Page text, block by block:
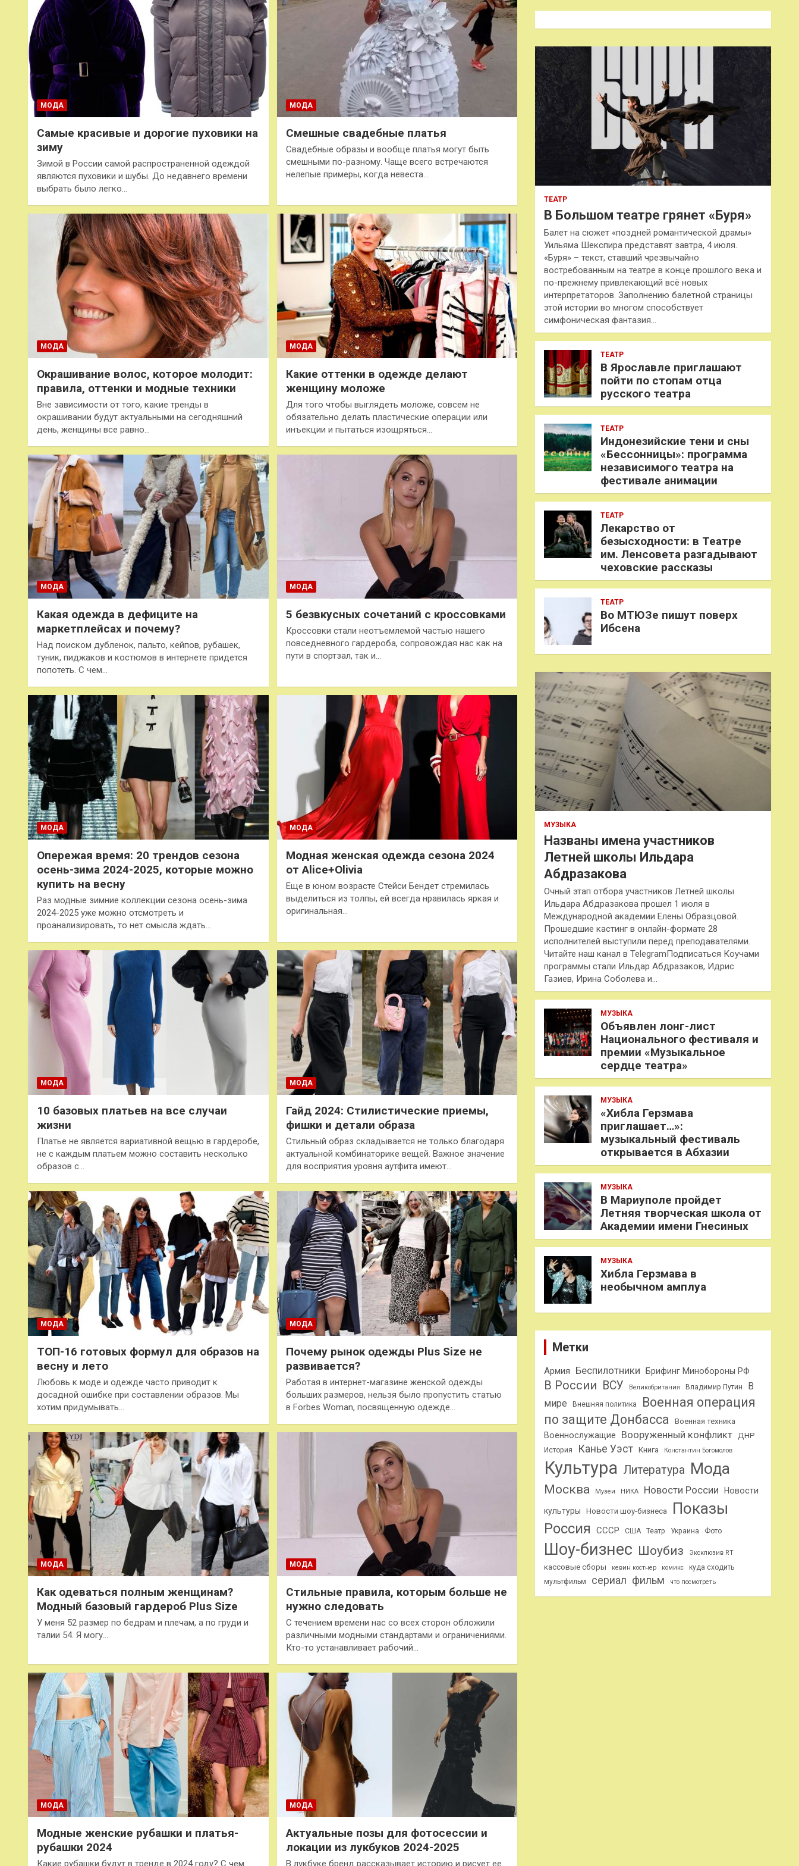
МОДА
Самые красивые и дорогие пуховики на
зиму
Зимой в России самой распространенной одеждой
являются пуховики и шубы. До недавнего времени
выбрать было легко…
МОДА
Смешные свадебные платья
Свадебные образы и вообще платья могут быть
смешными по-разному. Чаще всего встречаются
нелепые примеры, когда невеста…
МОДА
Окрашивание волос, которое молодит:
правила, оттенки и модные техники
Вне зависимости от того, какие тренды в
окрашивании будут актуальными на сегодняшний
день, женщины все равно…
МОДА
Какие оттенки в одежде делают
женщину моложе
Для того чтобы выглядеть моложе, совсем не
обязательно делать пластические операции или
инъекции и пытаться изощряться…
МОДА
Какая одежда в дефиците на
маркетплейсах и почему?
Над поиском дубленок, пальто, кейпов, рубашек,
туник, пиджаков и костюмов в интернете придется
попотеть. С чем…
МОДА
5 безвкусных сочетаний с кроссовками
Кроссовки стали неотъемлемой частью нашего
повседневного гардероба, сопровождая нас как на
пути в спортзал, так и…
МОДА
Опережая время: 20 трендов сезона
осень-зима 2024-2025, которые можно
купить на весну
Раз модные зимние коллекции сезона осень-зима
2024-2025 уже можно отсмотреть и
проанализировать, то нет смысла ждать…
МОДА
Модная женская одежда сезона 2024
от Alice+Olivia
Еще в юном возрасте Стейси Бендет стремилась
выделиться из толпы, ей всегда нравилась яркая и
оригинальная…
МОДА
10 базовых платьев на все случаи
жизни
Платье не является вариативной вещью в гардеробе,
не с каждым платьем можно составить несколько
образов с…
МОДА
Гайд 2024: Стилистические приемы,
фишки и детали образа
Стильный образ складывается не только благодаря
актуальной комбинаторике вещей. Важное значение
для восприятия уровня аутфита имеют…
МОДА
ТОП-16 готовых формул для образов на
весну и лето
Любовь к моде и одежде часто приводит к
досадной ошибке при составлении образов. Мы
хотим придумывать…
МОДА
Почему рынок одежды Plus Size не
развивается?
Работая в интернет-магазине женской одежды
больших размеров, нельзя было пропустить статью
в Forbes Woman, посвященную одежде…
МОДА
Как одеваться полным женщинам?
Модный базовый гардероб Plus Size
У меня 52 размер по бедрам и плечам, а по груди и
талии 54. Я могу…
МОДА
Стильные правила, которым больше не
нужно следовать
С течением времени нас со всех сторон обложили
различными модными стандартами и ограничениями.
Кто-то устанавливает рабочий…
МОДА
Модные женские рубашки и платья-
рубашки 2024
Какие рубашки будут в тренде в 2024 году? С чем
МОДА
Актуальные позы для фотосессии и
локации из лукбуков 2024-2025
В лукбуке бренд рассказывает историю и рисует ее
к
ТЕАТР
В Большом театре грянет «Буря»
Балет на сюжет «поздней романтической драмы»
Уильяма Шекспира представят завтра, 4 июля.
«Буря» – текст, ставший чрезвычайно
востребованным на театре в конце прошлого века и
по-прежнему привлекающий всё новых
интерпретаторов. Заполнению балетной страницы
этой истории во многом способствует
симфоническая фантазия…
ТЕАТР
В Ярославле приглашают
пойти по стопам отца
русского театра
ТЕАТР
Индонезийские тени и сны
«Бессонницы»: программа
независимого театра на
фестивале анимации
ТЕАТР
Лекарство от
безысходности: в Театре
им. Ленсовета разгадывают
чеховские рассказы
ТЕАТР
Во МТЮЗе пишут поверх
Ибсена
МУЗЫКА
Названы имена участников
Летней школы Ильдара
Абдразакова
Очный этап отбора участников Летней школы
Ильдара Абдразакова прошел 1 июля в
Международной академии Елены Образцовой.
Прошедшие кастинг в онлайн-формате 28
исполнителей выступили перед преподавателями.
Читайте наш канал в TelegramПодписаться Коучами
программы стали Ильдар Абдразаков, Идрис
Газиев, Ирина Соболева и…
МУЗЫКА
Объявлен лонг-лист
Национального фестиваля и
премии «Музыкальное
сердце театра»
МУЗЫКА
«Хибла Герзмава
приглашает…»:
музыкальный фестиваль
открывается в Абхазии
МУЗЫКА
В Мариуполе пройдет
Летняя творческая школа от
Академии имени Гнесиных
МУЗЫКА
Хибла Герзмава в
необычном амплуа
Метки
Армия Беспилотники Брифинг Минобороны РФ
В России ВСУ Великобритания Владимир Путин
В
мире
Внешняя политика
Военная операция
по защите Донбасса
Военная техника
Военнослужащие Вооруженный конфликт ДНР
История Канье Уэст Книга Константин Богомолов
Культура Литература Мода
Москва Музеи НИКА Новости России Новости
культуры Новости шоу-бизнеса Показы
Россия СССР США Театр Украина Фото
Шоу-бизнес Шоубиз Эксклюзив RT
кассовые сборы кевин костнер комикс
куда сходить
мультфильм
сериал фильм что посмотреть